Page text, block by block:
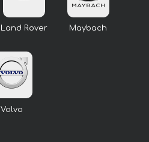
Land Rover Maybach
Volvo